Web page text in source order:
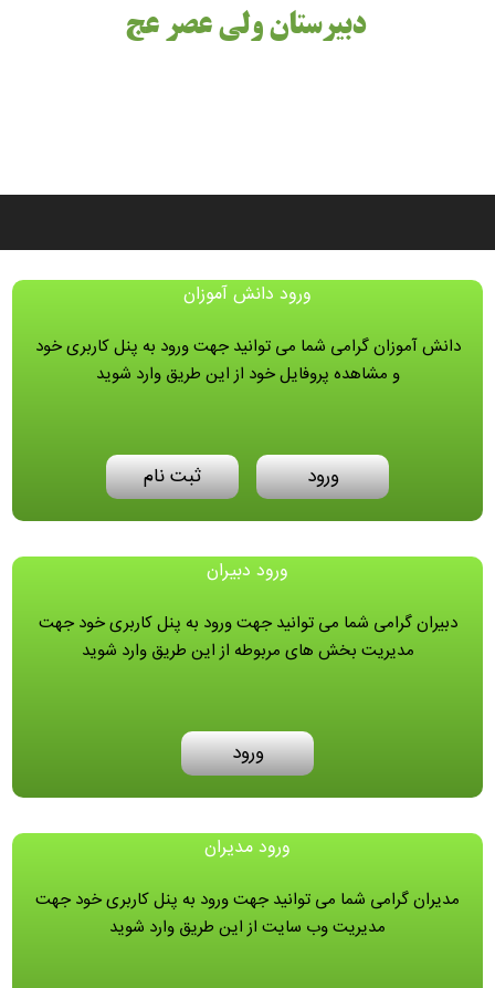
دبیرستان ولی عصر عج
ورود دانش آموزان
دانش آموزان گرامی شما می توانید جهت ورود به پنل کاربری خود
و مشاهده پروفایل خود از این طریق وارد شوید
ورود ثبت نام
ورود دبیران
دبیران گرامی شما می توانید جهت ورود به پنل کاربری خود جهت
مدیریت بخش های مربوطه از این طریق وارد شوید
ورود
ورود مدیران
مدیران گرامی شما می توانید جهت ورود به پنل کاربری خود جهت
مدیریت وب سایت از این طریق وارد شوید